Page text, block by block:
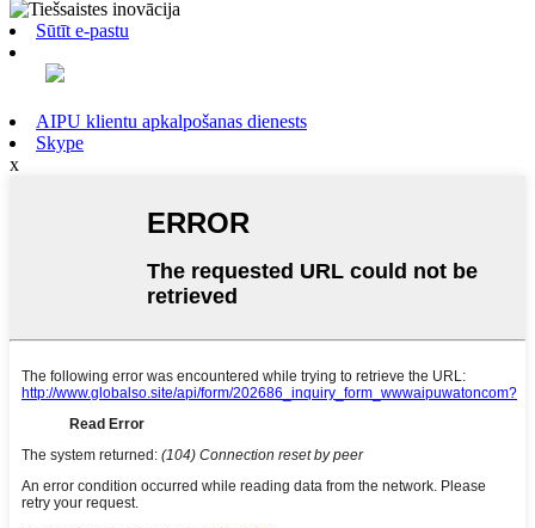
Sūtīt e-pastu
AIPU klientu apkalpošanas dienests
Skype
x